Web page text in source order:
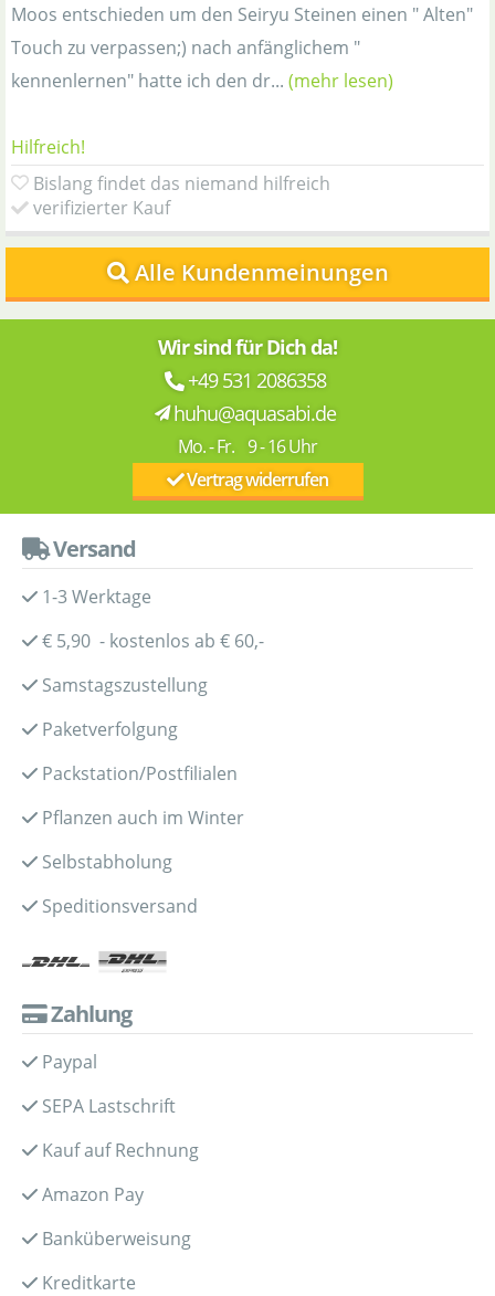
Moos entschieden um den Seiryu Steinen einen " Alten"
Touch zu verpassen;) nach anfänglichem "
kennenlernen" hatte ich den dr... (mehr lesen)
Hilfreich!
Bislang findet das niemand hilfreich
verifizierter Kauf
Alle Kundenmeinungen
Wir sind für Dich da!
+49 531 2086358
huhu@aquasabi.de
Mo. - Fr. 9 - 16 Uhr
Vertrag widerrufen
Versand
1-3 Werktage
€ 5,90 - kostenlos ab € 60,-
Samstagszustellung
Paketverfolgung
Packstation/Postfilialen
Pflanzen auch im Winter
Selbstabholung
Speditionsversand
Zahlung
Paypal
SEPA Lastschrift
Kauf auf Rechnung
Amazon Pay
Banküberweisung
Kreditkarte